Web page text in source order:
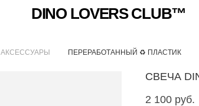
DINO LOVERS CLUB™
АКСЕССУАРЫ ПЕРЕРАБОТАННЫЙ ♻ ПЛАСТИК
СВЕЧА
2 100 pуб.